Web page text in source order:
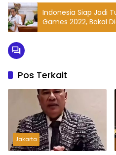
Indonesia Siap Jadi
Games 2022, Bakal
Pos Terkait
Jakarta